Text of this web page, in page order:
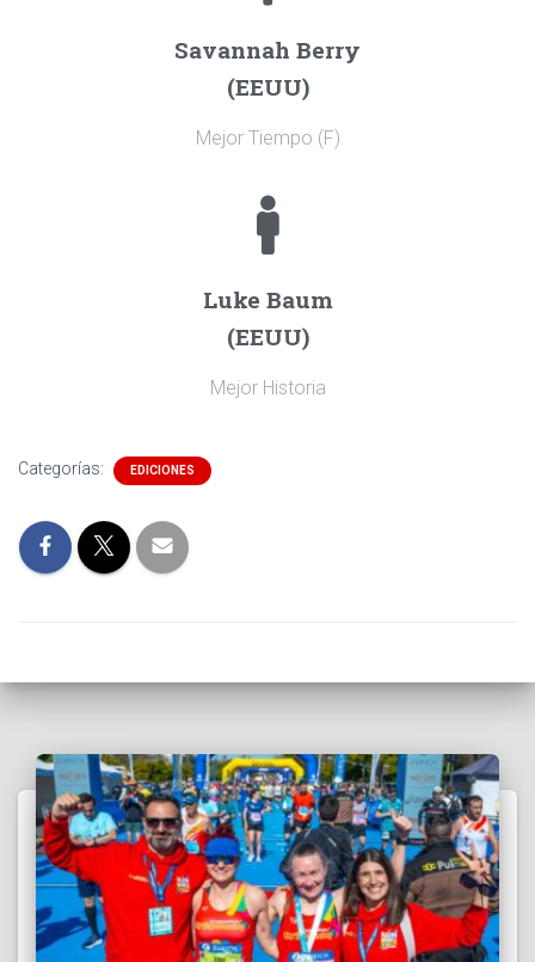
Savannah Berry
(EEUU)
Mejor Tiempo (F)
Luke Baum
(EEUU)
Mejor Historia
Categorías: EDICIONES